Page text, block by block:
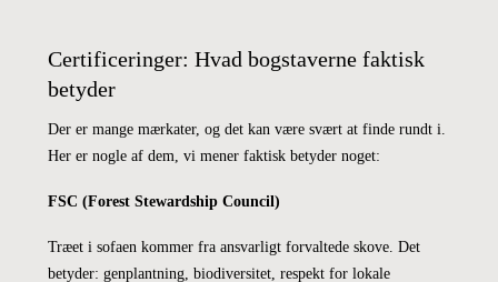
Certificeringer: Hvad bogstaverne faktisk
betyder
Der er mange mærkater, og det kan være svært at finde rundt i.
Her er nogle af dem, vi mener faktisk betyder noget:
FSC (Forest Stewardship Council)
Træet i sofaen kommer fra ansvarligt forvaltede skove. Det
betyder: genplantning, biodiversitet, respekt for lokale